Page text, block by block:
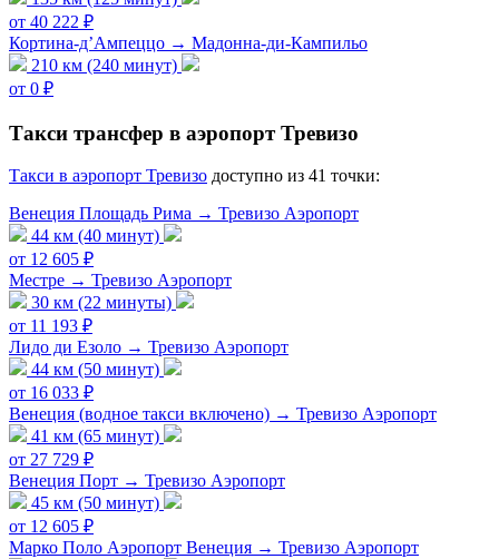
от 40 222 ₽
Кортина-д’Ампеццо → Мадонна-ди-Кампильо
210 км (240 минут)
от 0 ₽
Такси трансфер в аэропорт Тревизо
Такси в аэропорт Тревизо доступно из 41 точки:
Венеция Площадь Рима → Тревизо Аэропорт
44 км (40 минут)
от 12 605 ₽
Местре → Тревизо Аэропорт
30 км (22 минуты)
от 11 193 ₽
Лидо ди Езоло → Тревизо Аэропорт
44 км (50 минут)
от 16 033 ₽
Венеция (водное такси включено) → Тревизо Аэропорт
41 км (65 минут)
от 27 729 ₽
Венеция Порт → Тревизо Аэропорт
45 км (50 минут)
от 12 605 ₽
Марко Поло Аэропорт Венеция → Тревизо Аэропорт